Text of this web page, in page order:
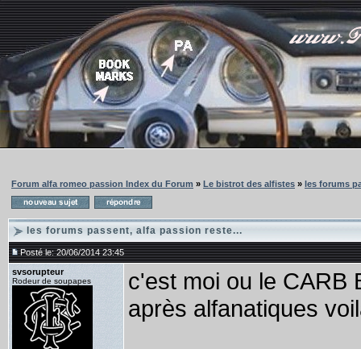
Forum alfa romeo passion Index du Forum » Le bistrot des alfistes » les forums
les forums passent, alfa passion reste...
Posté le: 20/06/2014 23:45
svsorupteur
Rodeur de soupapes
c'est moi ou le
après alfanatiques